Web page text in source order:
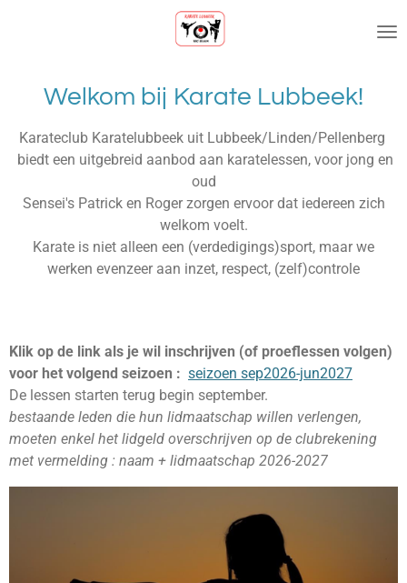
hoofdinhoud
Welkom bij Karate Lubbeek!
Karateclub Karatelubbeek uit Lubbeek/Linden/Pellenberg
biedt een uitgebreid aanbod aan karatelessen, voor jong en
oud
Sensei's Patrick en Roger zorgen ervoor dat iedereen zich
welkom voelt.
Karate is niet alleen een (verdedigings)sport, maar we
werken evenzeer aan inzet, respect, (zelf)controle
Klik op de link als je wil inschrijven (of proeflessen volgen)
voor het volgend seizoen : seizoen sep2026-jun2027
De lessen starten terug begin september.
bestaande leden die hun lidmaatschap willen verlengen,
moeten enkel het lidgeld overschrijven op de clubrekening
met vermelding : naam + lidmaatschap 2026-2027